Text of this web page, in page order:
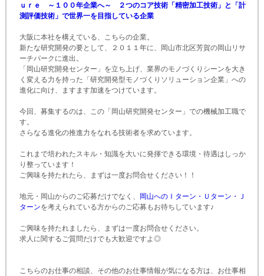
ｕｒｅ ～１００年企業へ～ ２つのコア技術「精密加工技術」と「計
測評価技術」で世界一を目指している企業
大阪に本社を構えている、こちらの企業。
新たな研究開発の要として、２０１１年に、岡山市北区芳賀の岡山リサ
ーチパークに進出。
「岡山研究開発センター」を立ち上げ、業界のモノづくりシーンを大き
く変える力を持った「研究開発型モノづくりソリューション企業」への
進化に向け、ますます加速をつけています。
今回、募集するのは、この「岡山研究開発センター」での機械加工職で
す。
さらなる進化の推進力をなれる技術者を求めています。
これまで培われたスキル・知識を大いに発揮できる環境・待遇はしっか
り整っています！
ご興味を持たれたら、まずは一度お問合せください！！
地元・岡山からのご応募だけでなく、 岡山へのＩターン・Ｕターン・Ｊ
ターンを考えられている方からのご応募もお待ちしています♪
ご興味を持たれましたら、まずは一度お問合せください。
求人に関するご質問だけでも大歓迎ですよ◎
こちらのお仕事の相談、その他のお仕事情報が気になる方は、お仕事相